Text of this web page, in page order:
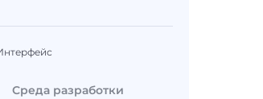
Среда разработки